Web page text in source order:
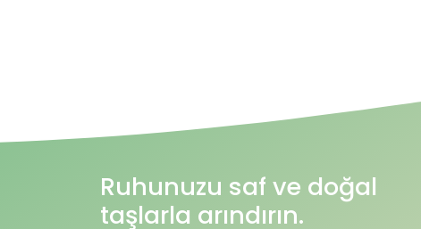
Ruhunuzu saf ve doğal
taşlarla arındırın.